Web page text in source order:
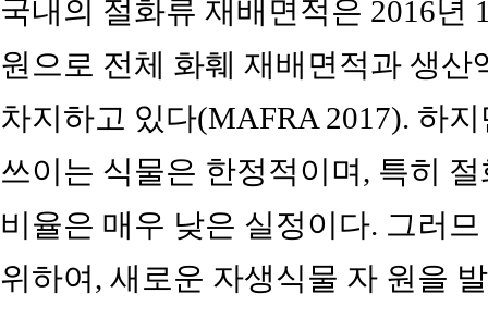
국내의 절화류 재배면적은 2016년
원으로 전체 화훼 재배면적과 생산
차지하고 있다(MAFRA 2017). 하
쓰이는 식물은 한정적이며, 특히
비율은 매우 낮은 실정이다. 그러
위하여, 새로운 자생식물 자 원을